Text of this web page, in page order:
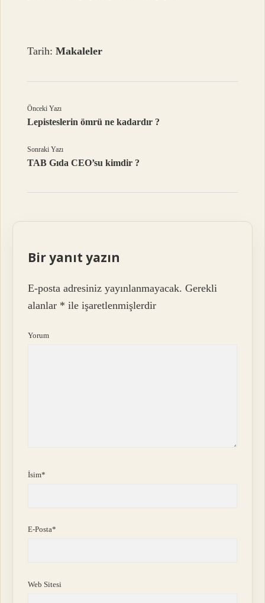
Tarih:Makaleler
Önceki Yazı
Lepisteslerin ömrü ne kadardır ?
Sonraki Yazı
TAB Gıda CEO’su kimdir ?
Bir yanıt yazın
E-posta adresiniz yayınlanmayacak. Gerekli
alanlar * ile işaretlenmişlerdir
Yorum
İsim*
E-Posta*
Web Sitesi